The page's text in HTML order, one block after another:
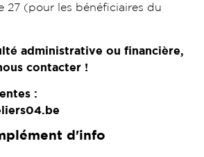
27 (pour les bénéficiaires du
administrative ou financière,
contacter !
:
d'info